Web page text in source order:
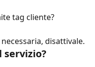
tag cliente?
disattivale.
servizio?